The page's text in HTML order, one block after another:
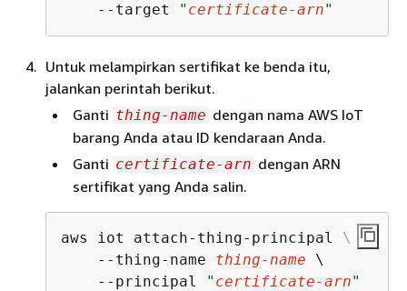
    --target
" certificate-arn"
Untuk melampirkan sertifikat ke benda itu,
jalankan perintah berikut.
Ganti thing-name dengan nama AWS IoT
barang Anda atau ID kendaraan Anda.
Ganti certificate-arn dengan ARN
sertifikat yang Anda salin.
aws iot attach-thing-principal \
    --thing-name
thing-name \
    --principal
" certificate-arn"